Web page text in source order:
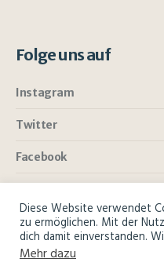
Folge uns auf
Instagram
Twitter
Facebook
Diese Website verwendet
zu ermöglichen. Mit der
dich damit einverstanden.
Mehr dazu